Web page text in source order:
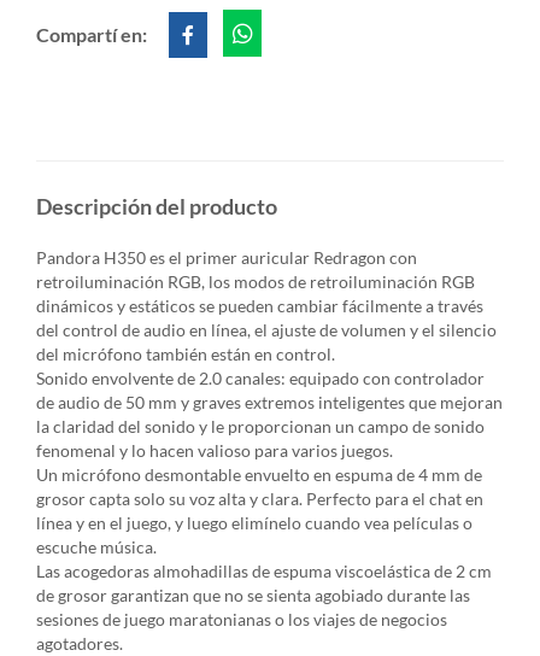
Compartí en:
Descripción del producto
Pandora H350 es el primer auricular Redragon con
retroiluminación RGB, los modos de retroiluminación RGB
dinámicos y estáticos se pueden cambiar fácilmente a través
del control de audio en línea, el ajuste de volumen y el silencio
del micrófono también están en control.
Sonido envolvente de 2.0 canales: equipado con controlador
de audio de 50 mm y graves extremos inteligentes que mejoran
la claridad del sonido y le proporcionan un campo de sonido
fenomenal y lo hacen valioso para varios juegos.
Un micrófono desmontable envuelto en espuma de 4 mm de
grosor capta solo su voz alta y clara. Perfecto para el chat en
línea y en el juego, y luego elimínelo cuando vea películas o
escuche música.
Las acogedoras almohadillas de espuma viscoelástica de 2 cm
de grosor garantizan que no se sienta agobiado durante las
sesiones de juego maratonianas o los viajes de negocios
agotadores.